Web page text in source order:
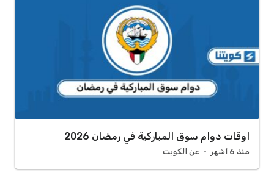
اوقات دوام سوق المباركية في رمضان 2026
منذ 6 أشهر عن الكويت